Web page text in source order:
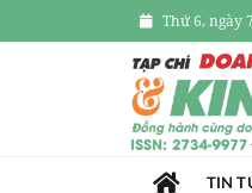
Thứ 6, ngày
TIN